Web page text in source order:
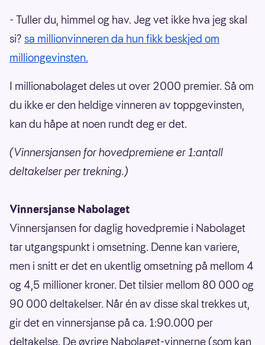
- Tuller du, himmel og hav. Jeg vet ikke hva jeg skal
si? sa millionvinneren da hun fikk beskjed om
milliongevinsten.
I millionabolaget deles ut over 2000 premier. Så om
du ikke er den heldige vinneren av toppgevinsten,
kan du håpe at noen rundt deg er det.
(Vinnersjansen for hovedpremiene er 1:antall
deltakelser per trekning.)
Vinnersjanse Nabolaget
Vinnersjansen for daglig hovedpremie i Nabolaget
tar utgangspunkt i omsetning. Denne kan variere,
men i snitt er det en ukentlig omsetning på mellom 4
og 4,5 millioner kroner. Det tilsier mellom 80 000 og
90 000 deltakelser. Når én av disse skal trekkes ut,
gir det en vinnersjanse på ca. 1:90.000 per
deltakelse. De øvrige Nabolaget-vinnerne (som kan